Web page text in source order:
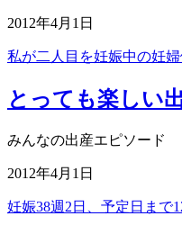
2012年4月1日
私が二人目を妊娠中の妊
とっても楽しい
みんなの出産エピソード
2012年4月1日
妊娠38週2日、予定日ま